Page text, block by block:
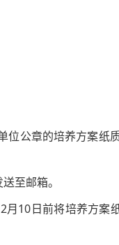
位公章的培养方案纸
至邮箱。
10日前将培养方案